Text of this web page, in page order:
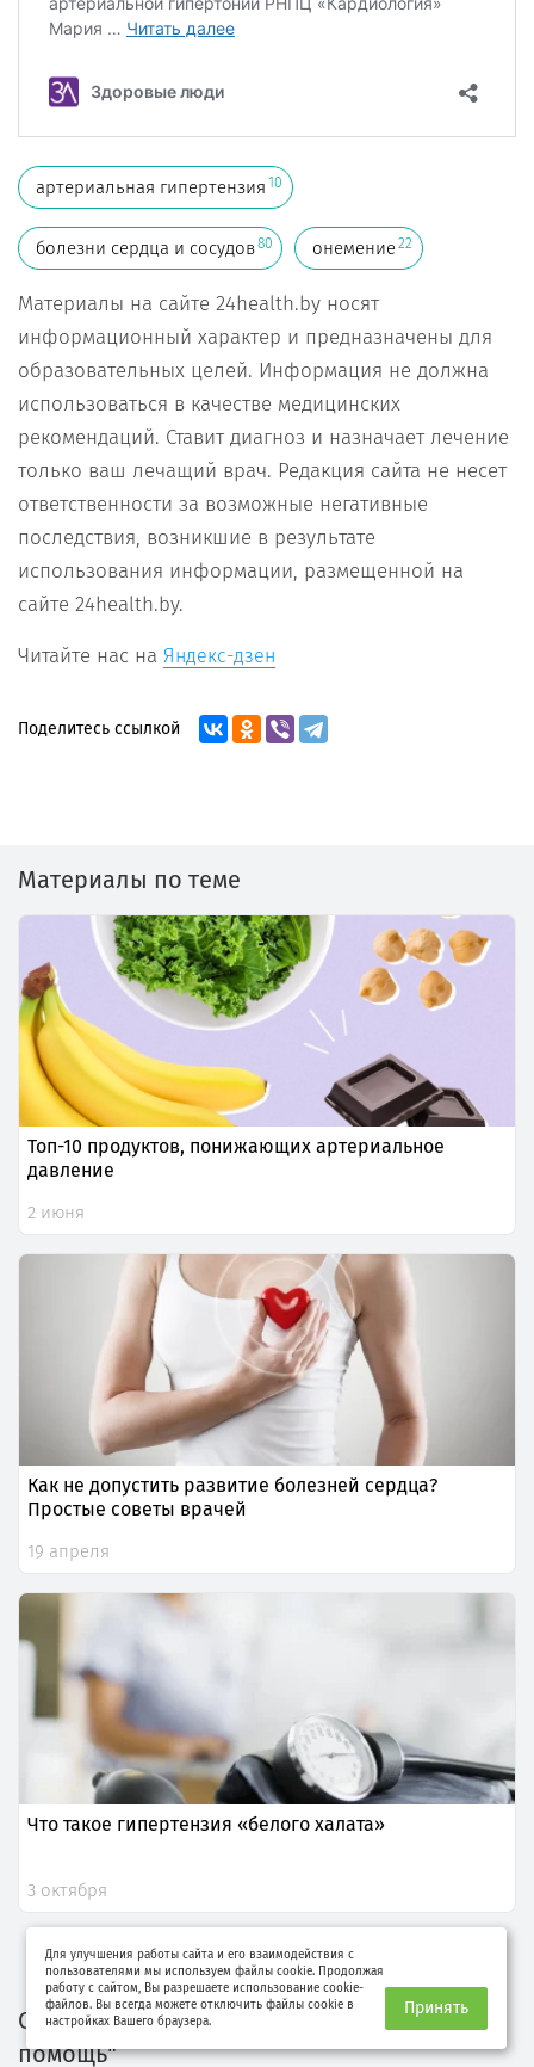
артериальная гипертензия 10
болезни сердца и сосудов80 онемение22
Материалы на сайте 24health.by носят
информационный характер и предназначены для
образовательных целей. Информация не должна
использоваться в качестве медицинских
рекомендаций. Ставит диагноз и назначает лечение
только ваш лечащий врач. Редакция сайта не несет
ответственности за возможные негативные
последствия, возникшие в результате
использования информации, размещенной на
сайте 24health.by.
Читайте нас на Яндекс-дзен
Поделитесь ссылкой
Материалы по теме
Топ-10 продуктов, понижающих артериальное
давление
2 июня
Как не допустить развитие болезней сердца?
Простые советы врачей
19 апреля
Что такое гипертензия «белого халата»
3 октября
Показать ещё
Смотрите также статьи раздела "Первая
помощь"
Для улучшения работы сайта и его взаимодействия с
пользователями мы используем файлы cookie. Продолжая
работу с сайтом, Вы разрешаете использование cookie-
файлов. Вы всегда можете отключить файлы cookie в
настройках Вашего браузера.
Принять